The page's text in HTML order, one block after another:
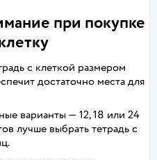
при покупке
с клеткой размером
достаточно места для
варианты — 12, 18 или 24
лучше выбрать тетрадь с